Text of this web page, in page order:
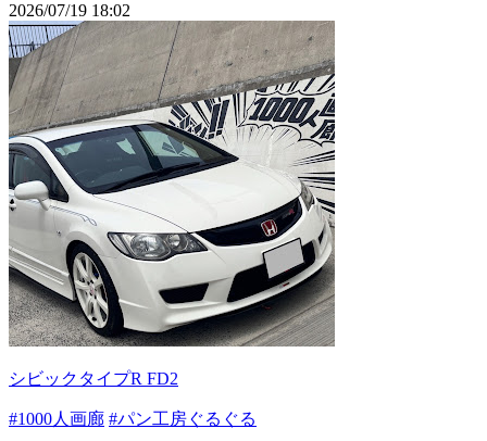
2026/07/19 18:02
シビックタイプR FD2
#1000人画廊 #パン工房ぐるぐる